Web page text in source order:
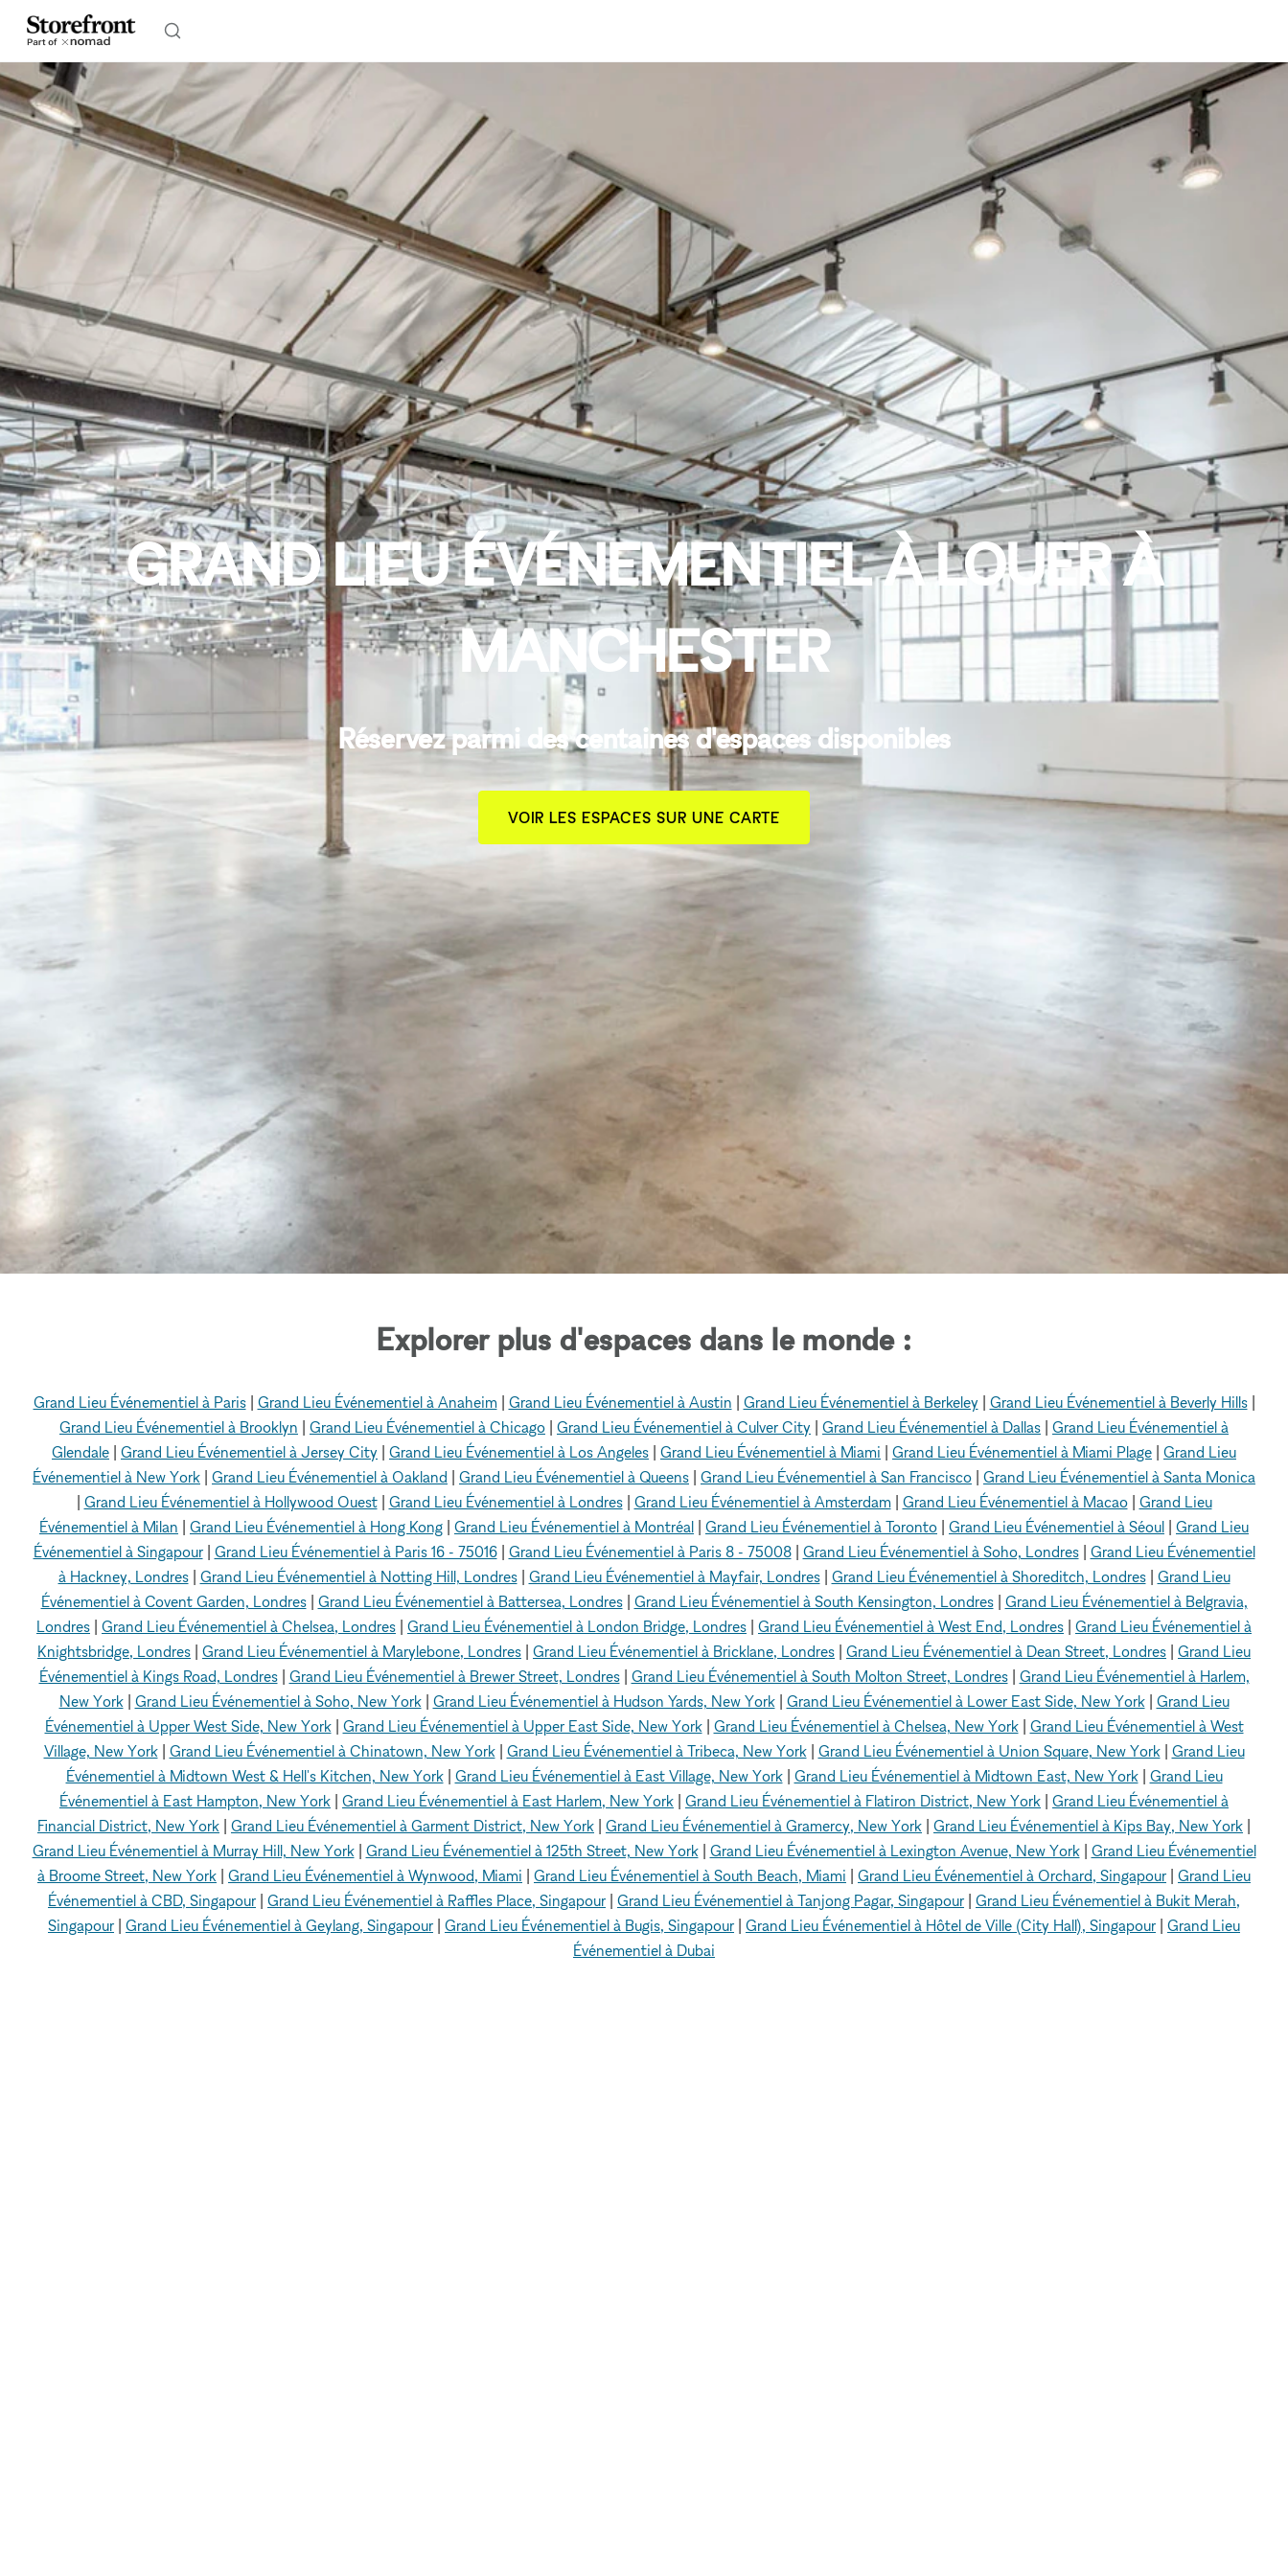
GRAND LIEU ÉVÉNEMENTIEL À LOUER À
MANCHESTER
Réservez parmi des centaines d'espaces disponibles
VOIR LES ESPACES SUR UNE CARTE
Explorer plus d'espaces dans le monde :
Grand Lieu Événementiel à Paris| Grand Lieu Événementiel à Anaheim| Grand Lieu Événementiel à Austin | Grand Lieu Événementiel à Berkeley | Grand Lieu Événementiel à Beverly Hills|
Grand Lieu Événementiel à Brooklyn | Grand Lieu Événementiel à Chicago | Grand Lieu Événementiel à Culver City | Grand Lieu Événementiel à Dallas | Grand Lieu Événementiel à
Glendale | Grand Lieu Événementiel à Jersey City | Grand Lieu Événementiel à Los Angeles | Grand Lieu Événementiel à Miami | Grand Lieu Événementiel à Miami Plage | Grand Lieu
Événementiel à New York | Grand Lieu Événementiel à Oakland | Grand Lieu Événementiel à Queens | Grand Lieu Événementiel à San Francisco | Grand Lieu Événementiel à Santa Monica
| Grand Lieu Événementiel à Hollywood Ouest| Grand Lieu Événementiel à Londres| Grand Lieu Événementiel à Amsterdam| Grand Lieu Événementiel à Macao| Grand Lieu
Événementiel à Milan | Grand Lieu Événementiel à Hong Kong | Grand Lieu Événementiel à Montréal | Grand Lieu Événementiel à Toronto | Grand Lieu Événementiel à Séoul | Grand Lieu
Événementiel à Singapour| Grand Lieu Événementiel à Paris 16 - 75016| Grand Lieu Événementiel à Paris 8 - 75008| Grand Lieu Événementiel à Soho, Londres| Grand Lieu Événementiel
à Hackney, Londres| Grand Lieu Événementiel à Notting Hill, Londres| Grand Lieu Événementiel à Mayfair, Londres| Grand Lieu Événementiel à Shoreditch, Londres| Grand Lieu
Événementiel à Covent Garden, Londres| Grand Lieu Événementiel à Battersea, Londres| Grand Lieu Événementiel à South Kensington, Londres| Grand Lieu Événementiel à Belgravia,
Londres | Grand Lieu Événementiel à Chelsea, Londres | Grand Lieu Événementiel à London Bridge, Londres | Grand Lieu Événementiel à West End, Londres | Grand Lieu Événementiel à
Knightsbridge, Londres | Grand Lieu Événementiel à Marylebone, Londres | Grand Lieu Événementiel à Bricklane, Londres | Grand Lieu Événementiel à Dean Street, Londres | Grand Lieu
Événementiel à Kings Road, Londres| Grand Lieu Événementiel à Brewer Street, Londres| Grand Lieu Événementiel à South Molton Street, Londres| Grand Lieu Événementiel à Harlem,
New York| Grand Lieu Événementiel à Soho, New York| Grand Lieu Événementiel à Hudson Yards, New York| Grand Lieu Événementiel à Lower East Side, New York| Grand Lieu
Événementiel à Upper West Side, New York| Grand Lieu Événementiel à Upper East Side, New York| Grand Lieu Événementiel à Chelsea, New York| Grand Lieu Événementiel à West
Village, New York| Grand Lieu Événementiel à Chinatown, New York| Grand Lieu Événementiel à Tribeca, New York| Grand Lieu Événementiel à Union Square, New York| Grand Lieu
Événementiel à Midtown West & Hell's Kitchen, New York| Grand Lieu Événementiel à East Village, New York| Grand Lieu Événementiel à Midtown East, New York| Grand Lieu
Événementiel à East Hampton, New York | Grand Lieu Événementiel à East Harlem, New York | Grand Lieu Événementiel à Flatiron District, New York | Grand Lieu Événementiel à
Financial District, New York | Grand Lieu Événementiel à Garment District, New York | Grand Lieu Événementiel à Gramercy, New York | Grand Lieu Événementiel à Kips Bay, New York |
Grand Lieu Événementiel à Murray Hill, New York| Grand Lieu Événementiel à 125th Street, New York| Grand Lieu Événementiel à Lexington Avenue, New York| Grand Lieu Événementiel
à Broome Street, New York | Grand Lieu Événementiel à Wynwood, Miami | Grand Lieu Événementiel à South Beach, Miami | Grand Lieu Événementiel à Orchard, Singapour | Grand Lieu
Événementiel à CBD, Singapour | Grand Lieu Événementiel à Raffles Place, Singapour | Grand Lieu Événementiel à Tanjong Pagar, Singapour | Grand Lieu Événementiel à Bukit Merah,
Singapour | Grand Lieu Événementiel à Geylang, Singapour | Grand Lieu Événementiel à Bugis, Singapour | Grand Lieu Événementiel à Hôtel de Ville (City Hall), Singapour | Grand Lieu
Événementiel à Dubai